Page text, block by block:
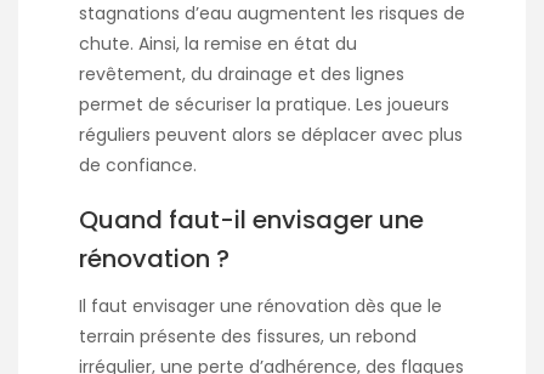
stagnations d’eau augmentent les risques de
chute. Ainsi, la remise en état du
revêtement, du drainage et des lignes
permet de sécuriser la pratique. Les joueurs
réguliers peuvent alors se déplacer avec plus
de confiance.
Quand faut-il envisager une
rénovation ?
Il faut envisager une rénovation dès que le
terrain présente des fissures, un rebond
irrégulier, une perte d’adhérence, des flaques